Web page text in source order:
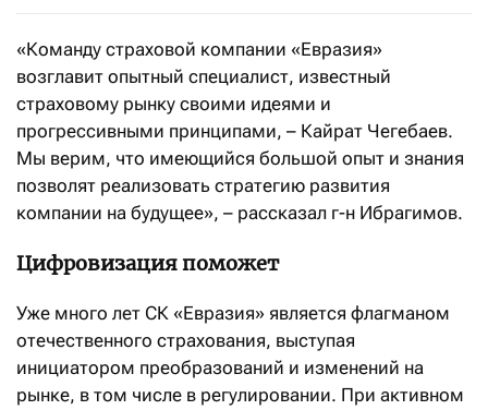
«Команду страховой компании «Евразия»
возглавит опытный специалист, известный
страховому рынку своими идеями и
прогрессивными принципами, – Кайрат Чегебаев.
Мы верим, что имеющийся большой опыт и знания
позволят реализовать стратегию развития
компании на будущее», – рассказал г-н Ибрагимов.
Цифровизация поможет
Уже много лет СК «Евразия» является флагманом
отечественного страхования, выступая
инициатором преобразований и изменений на
рынке, в том числе в регулировании. При активном